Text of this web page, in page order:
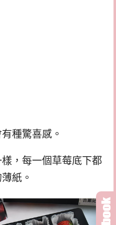
種驚喜感。
，每一個草莓底下都
紙。